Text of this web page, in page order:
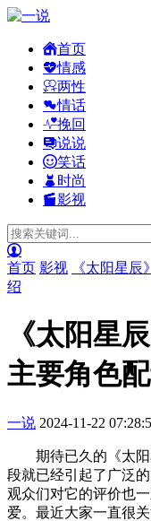
首页
情感
两性
情话
挽回
说说
笑话
时尚
影视
首页 影视
《太阳星
绍
《太阳星
主要角色
一说 2024-11-22
期待已久的《太阳
段就已经引起了广泛
观众们对它的评价也
爱。最近大家一直很关